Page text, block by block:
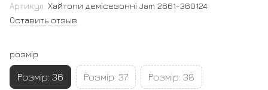
Артикул: Хайтопи демісезонні Jam 2661-360124
Оставить отзыв
розмір
Розмір: 36 Розмір: 37 Розмір: 38